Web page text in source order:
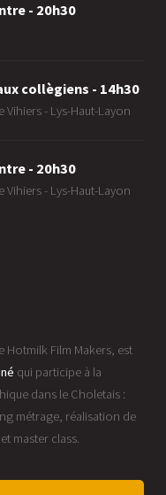
- 20h30
collègiens - 14h30
Vihiers - Lys-Haut-Layon
- 20h30
Vihiers - Lys-Haut-Layon
Hotmilk Film Makers, est
qui participe à la
dans le Choletais :
métrage, réalisation de
master class.